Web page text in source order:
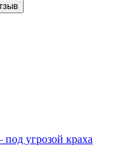
угрозой краха